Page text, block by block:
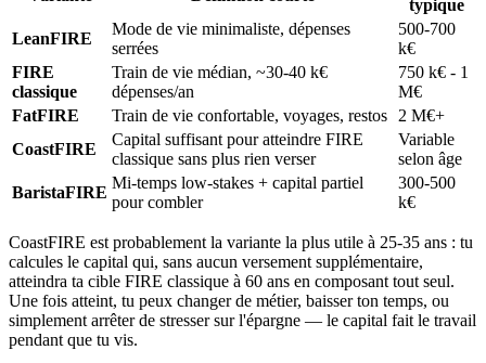
typique
LeanFIRE
Mode de vie minimaliste, dépenses
serrées
500-700
k€
FIRE
classique
Train de vie médian, ~30-40 k€
dépenses/an
750 k€ - 1
M€
FatFIRE
Train de vie confortable, voyages, restos
2 M€+
CoastFIRE
Capital suffisant pour atteindre FIRE
classique sans plus rien verser
Variable
selon âge
BaristaFIRE
Mi-temps low-stakes + capital partiel
pour combler
300-500
k€
CoastFIRE est probablement la variante la plus utile à 25-35 ans : tu
calcules le capital qui, sans aucun versement supplémentaire,
atteindra ta cible FIRE classique à 60 ans en composant tout seul.
Une fois atteint, tu peux changer de métier, baisser ton temps, ou
simplement arrêter de stresser sur l'épargne — le capital fait le travail
pendant que tu vis.